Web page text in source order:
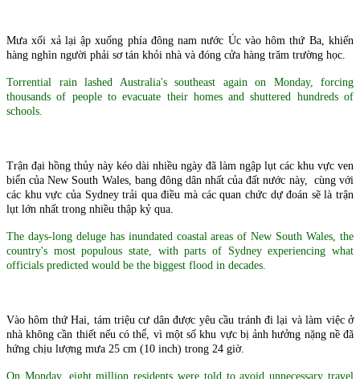
Mưa xối xả lại ập xuống phía đông nam nước Úc vào hôm thứ Ba, khiến
hàng nghìn người phải sơ tán khỏi nhà và đóng cửa hàng trăm trường học.
Torrential rain lashed Australia's southeast again on Monday, forcing
thousands of people to evacuate their homes and shuttered hundreds of
schools.
Trận đại hồng thủy này kéo dài nhiều ngày đã làm ngập lụt các khu vực ven
biển của New South Wales, bang đông dân nhất của đất nước này, cùng với
các khu vực của Sydney trải qua điều mà các quan chức dự đoán sẽ là trận
lụt lớn nhất trong nhiều thập kỷ qua.
The days-long deluge has inundated coastal areas of New South Wales, the
country's most populous state, with parts of Sydney experiencing what
officials predicted would be the biggest flood in decades.
Vào hôm thứ Hai, tám triệu cư dân được yêu cầu tránh đi lại và làm việc ở
nhà không cần thiết nếu có thể, vì một số khu vực bị ảnh hưởng nặng nề đã
hứng chịu lượng mưa 25 cm (10 inch) trong 24 giờ.
On Monday, eight million residents were told to avoid unnecessary travel